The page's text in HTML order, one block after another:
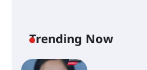
Trending Now
അവധി